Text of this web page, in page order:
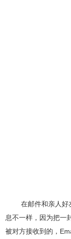
在邮件和亲人好
息不一样，因为把一
被对方接收到的，